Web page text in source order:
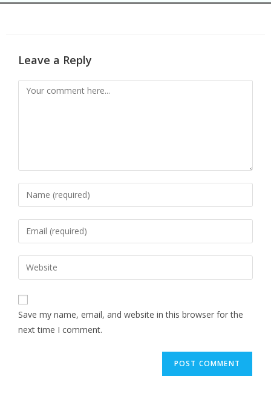
Leave a Reply
Save my name, email, and website in this browser for the
next time I comment.